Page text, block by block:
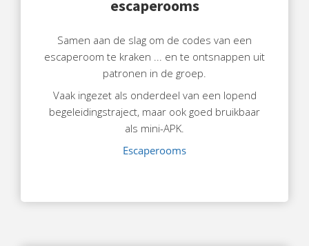
escaperooms
Samen aan de slag om de codes van een
escaperoom te kraken ... en te ontsnappen uit
patronen in de groep.
Vaak ingezet als onderdeel van een lopend
begeleidingstraject, maar ook goed bruikbaar
als mini-APK.
Escaperooms